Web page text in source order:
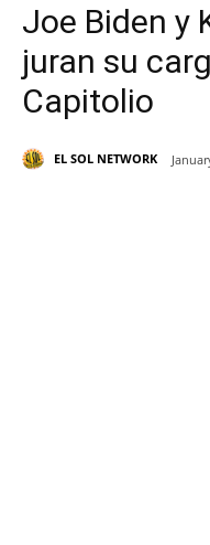
Joe Biden y
juran su
Capitolio
EL SOL NETWORK